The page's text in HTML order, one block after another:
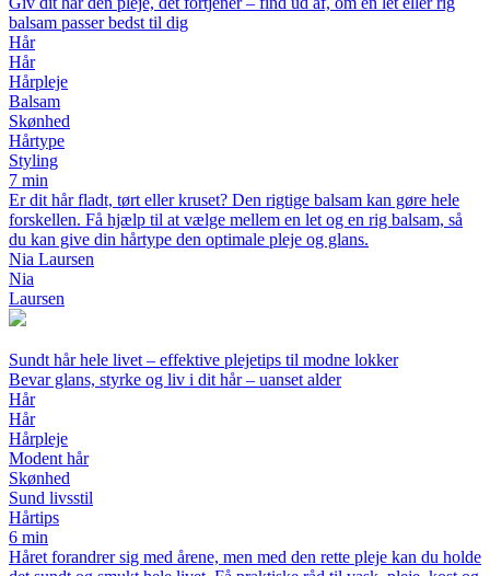
balsam passer bedst til dig
Hår
Hår
Hårpleje
Balsam
Skønhed
Hårtype
Styling
7 min
Er dit hår fladt, tørt eller kruset? Den rigtige balsam kan gøre hele
forskellen. Få hjælp til at vælge mellem en let og en rig balsam, så
du kan give din hårtype den optimale pleje og glans.
Nia Laursen
Nia
Laursen
Sundt hår hele livet – effektive plejetips til modne lokker
Bevar glans, styrke og liv i dit hår – uanset alder
Hår
Hår
Hårpleje
Modent hår
Skønhed
Sund livsstil
Hårtips
6 min
Håret forandrer sig med årene, men med den rette pleje kan du holde